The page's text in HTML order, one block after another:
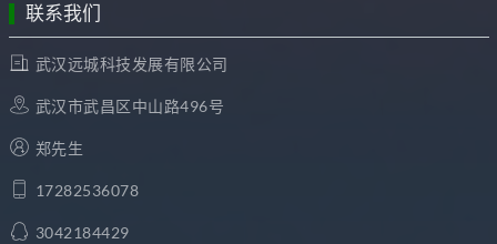
联系我们
武汉远城科技发展有限公司
武汉市武昌区中山路496号
郑先生
17282536078
3042184429